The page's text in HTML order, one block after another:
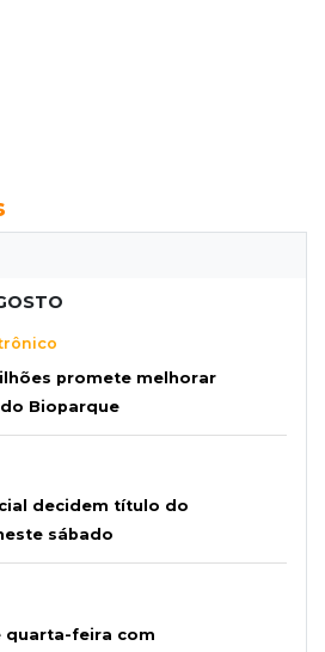
promete melhorar
Bioparque
decidem título do
sábado
quarta-feira com